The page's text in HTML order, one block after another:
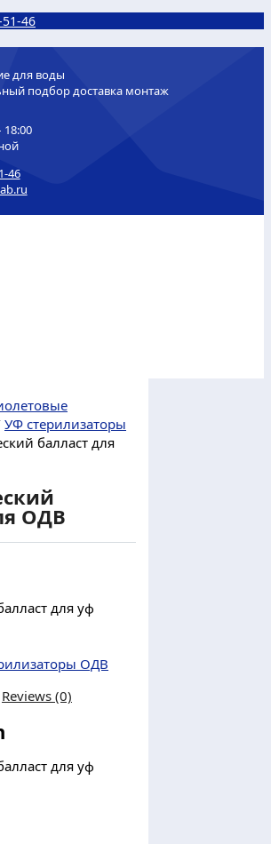
51-46
для воды
подбор доставка монтаж
18:00
46
УФ стерилизаторы
балласт для
ОДВ
для уф
ОДВ
Reviews (0)
для уф